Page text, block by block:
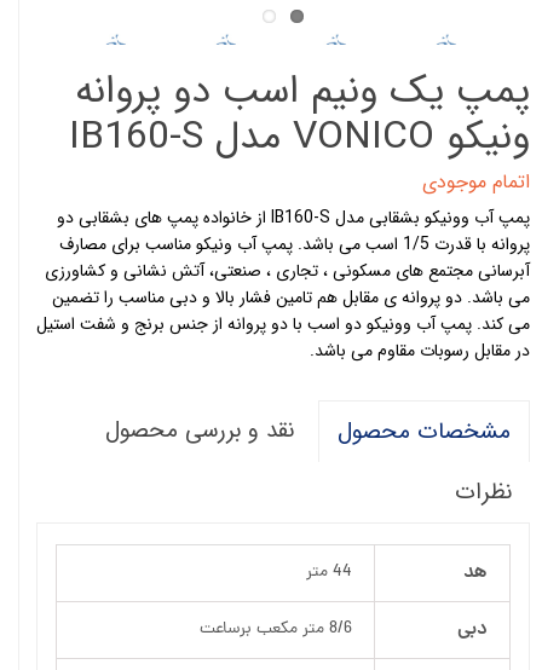
پمپ یک ونیم اسب دو پروانه
ونیکو VONICO مدل IB160-S
اتمام موجودی
پمپ آب وونیکو بشقابی مدل IB160-S از خانواده پمپ های بشقابی دو
پروانه با قدرت 1/5 اسب می باشد. پمپ آب ونیکو مناسب برای مصارف
آبرسانی مجتمع های مسکونی ، تجاری ، صنعتی، آتش نشانی و کشاورزی
می باشد. دو پروانه ی مقابل هم تامین فشار بالا و دبی مناسب را تضمین
می کند. پمپ آب وونیکو دو اسب با دو پروانه از جنس برنج و شفت استیل
در مقابل رسوبات مقاوم می باشد.
مشخصات محصول
نقد و بررسی محصول
نظرات
هد 44 متر
دبی 8/6 متر مکعب برساعت